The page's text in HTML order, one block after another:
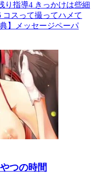
り指導4 きっかけは些細
スって撮ってハメて
】メッセージペーパ
つの時間